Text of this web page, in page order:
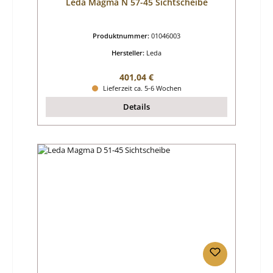
Produktnummer: 01046003
Hersteller: Leda
Regulärer Preis:
401,04 €
Lieferzeit ca. 5-6 Wochen
Details